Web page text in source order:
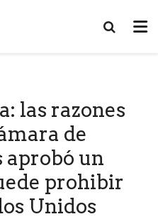
las razones
de
aprobó un
prohibir
Unidos